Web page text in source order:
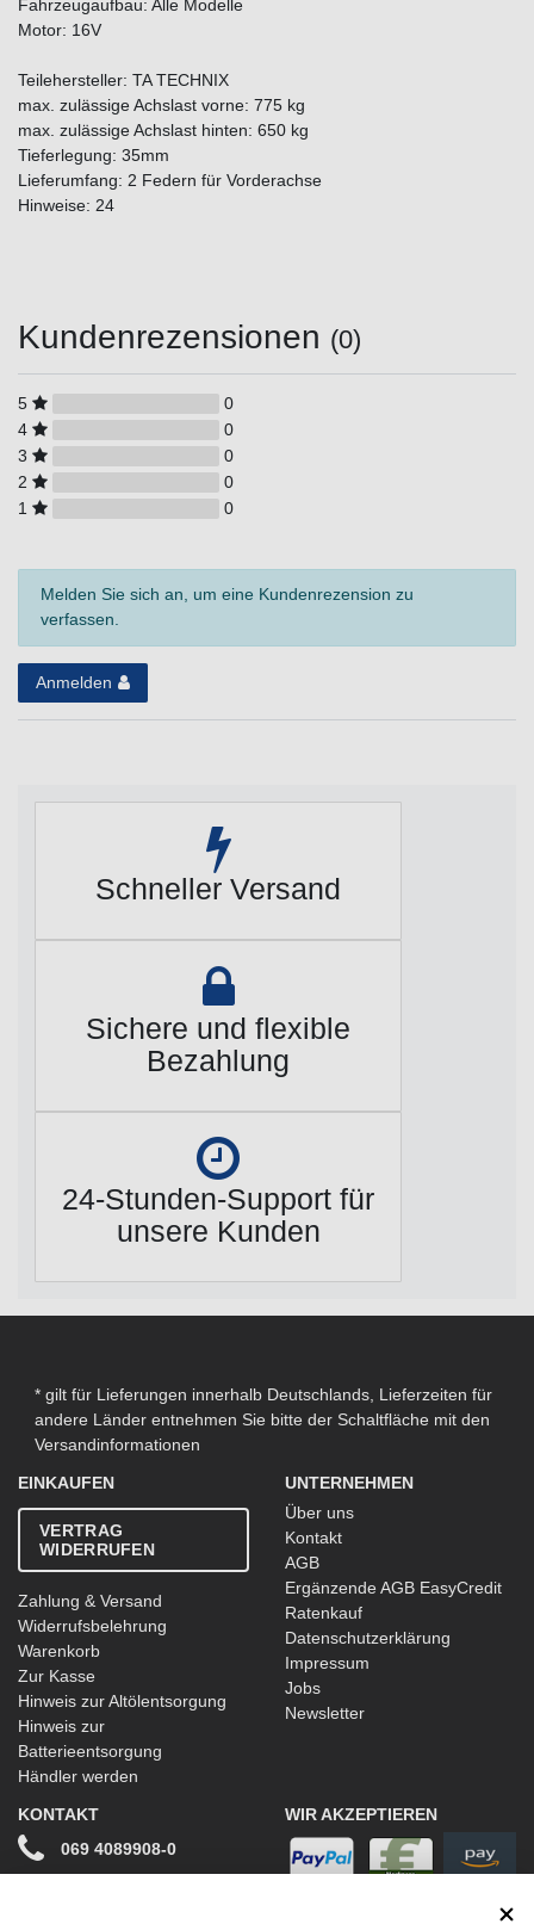
Fahrzeugaufbau: Alle Modelle
Motor: 16V
Teilehersteller: TA TECHNIX
max. zulässige Achslast vorne: 775 kg
max. zulässige Achslast hinten: 650 kg
Tieferlegung: 35mm
Lieferumfang: 2 Federn für Vorderachse
Hinweise: 24
Kundenrezensionen (0)
5
0
4
0
3
0
2
0
1
0
Melden Sie sich an, um eine Kundenrezension zu
verfassen.
Anmelden
Schneller Versand
Sichere und flexible
Bezahlung
24-Stunden-Support für
unsere Kunden
* gilt für Lieferungen innerhalb Deutschlands, Lieferzeiten für
andere Länder entnehmen Sie bitte der Schaltfläche mit den
Versandinformationen
EINKAUFEN
VERTRAG
WIDERRUFEN
Zahlung & Versand
Widerrufsbelehrung
Warenkorb
Zur Kasse
Hinweis zur Altölentsorgung
Hinweis zur
Batterieentsorgung
Händler werden
UNTERNEHMEN
Über uns
Kontakt
AGB
Ergänzende AGB EasyCredit
Ratenkauf
Datenschutzerklärung
Impressum
Jobs
Newsletter
KONTAKT
069 4089908-0
WIR AKZEPTIEREN